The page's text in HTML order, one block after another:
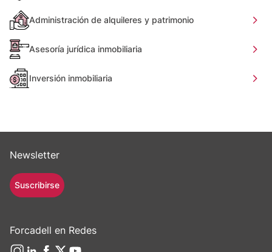
Administración de alquileres y patrimonio
Asesoría jurídica inmobiliaria
Inversión inmobiliaria
Newsletter
Suscribirse
Forcadell en Redes